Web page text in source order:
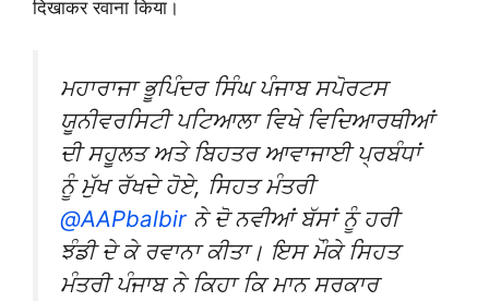
दिखाकर रवाना किया।
ਮਹਾਰਾਜਾ ਭੂਪਿੰਦਰ ਸਿੰਘ ਪੰਜਾਬ ਸਪੋਰਟਸ
ਯੂਨੀਵਰਸਿਟੀ ਪਟਿਆਲਾ ਵਿਖੇ ਵਿਦਿਆਰਥੀਆਂ
ਦੀ ਸਹੂਲਤ ਅਤੇ ਬਿਹਤਰ ਆਵਾਜਾਈ ਪ੍ਰਬੰਧਾਂ
ਨੂੰ ਮੁੱਖ ਰੱਖਦੇ ਹੋਏ, ਸਿਹਤ ਮੰਤਰੀ
@AAPbalbir ਨੇ ਦੋ ਨਵੀਆਂ ਬੱਸਾਂ ਨੂੰ ਹਰੀ
ਝੰਡੀ ਦੇ ਕੇ ਰਵਾਨਾ ਕੀਤਾ। ਇਸ ਮੌਕੇ ਸਿਹਤ
ਮੰਤਰੀ ਪੰਜਾਬ ਨੇ ਕਿਹਾ ਕਿ ਮਾਨ ਸਰਕਾਰ